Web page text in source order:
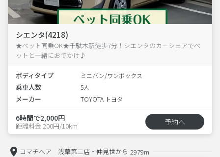
シエンタ(4218)
★ペット同乗OK★千駄木駅徒歩7分！シエンタのカーシェアでペ
ットと一緒におでかけ♪
ボディタイプ ミニバン/ワンボックス
乗車人数 5人
メーカー TOYOTA トヨタ
6時間で2,000円
距離料金 200円/10km 予約へ
コマチヘア 浅草第二店・仲見世から 2979m